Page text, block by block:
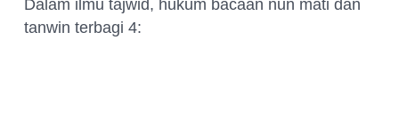
Dalam ilmu tajwid, hukum bacaan nun mati dan
tanwin terbagi 4: